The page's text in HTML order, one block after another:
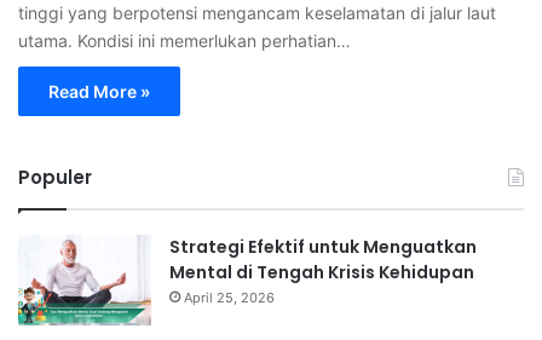
tinggi yang berpotensi mengancam keselamatan di jalur laut
utama. Kondisi ini memerlukan perhatian…
Read More »
Populer
Strategi Efektif untuk Menguatkan
Mental di Tengah Krisis Kehidupan
April 25, 2026